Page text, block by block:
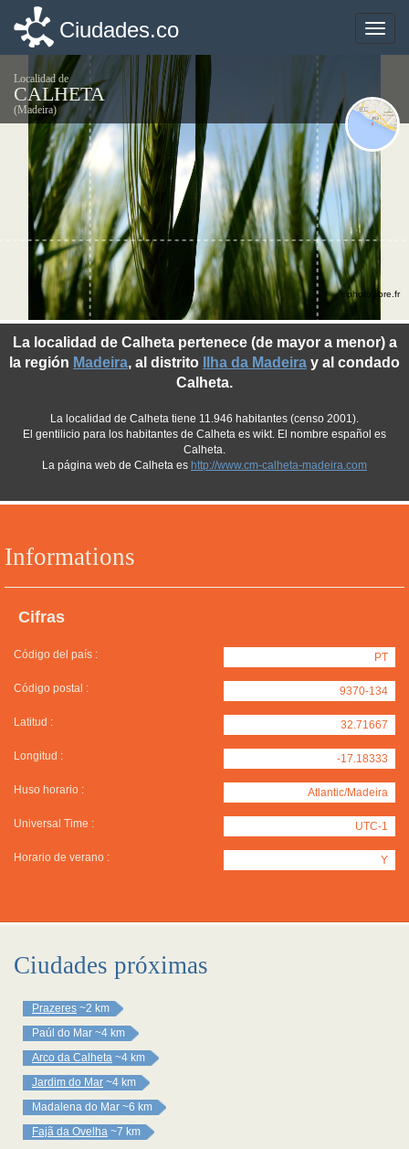
Toggle
Ciudades.co
Localidad de
CALHETA
(Madeira)
Informations
Cifras
Código del país : PT
Código postal : 9370-134
Latitud : 32.71667
Longitud : -17.18333
Huso horario : Atlantic/Madeira
Universal Time : UTC-1
Horario de verano : Y
La localidad de Calheta pertenece (de mayor a menor) a
la región Madeira, al distrito Ilha da Madeira y al condado
Calheta.
La localidad de Calheta tiene 11.946 habitantes (censo 2001).
El gentilicio para los habitantes de Calheta es wikt. El nombre español es
Calheta.
La página web de Calheta es http://www.cm-calheta-madeira.com
©photo-libre.fr
Ciudades próximas
Prazeres ~2 km
Paúl do Mar ~4 km
Arco da Calheta ~4 km
Jardim do Mar ~4 km
Madalena do Mar ~6 km
Fajã da Ovelha ~7 km
Toggle
Ciudades.co